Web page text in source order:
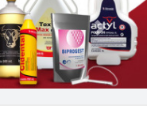
Next